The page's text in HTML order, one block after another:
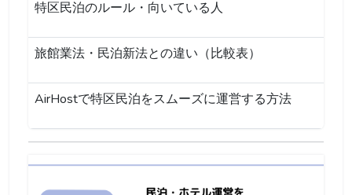
特区民泊のルール・向いている人
旅館業法・民泊新法との違い（比較表）
AirHostで特区民泊をスムーズに運営する方法